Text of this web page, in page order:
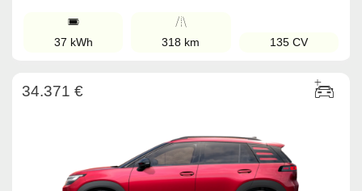
37 kWh 318 km 135 CV
34.371 €